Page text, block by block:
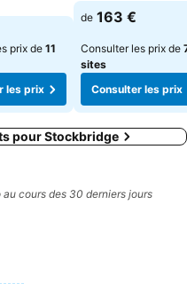
prix
prix de 11
les prix
Consulter les
de 163 €
Consulter les prix de
sites
Consulter les prix
pour Stockbridge
cours des 30 derniers jours